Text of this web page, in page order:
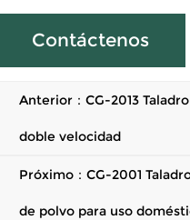
Contáctenos
Anterior：CG-2013
doble velocidad
Próximo：CG-2001
de polvo para uso